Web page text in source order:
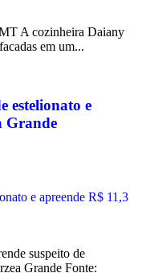
A cozinheira Daiany
em um...
estelionato e
Grande
suspeito de
Grande Fonte: